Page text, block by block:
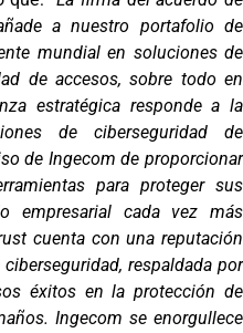
a nuestro portafolio de
mundial en soluciones de
de accesos, sobre todo en
estratégica responde a la
de ciberseguridad de
de Ingecom de proporcionar
para proteger sus
empresarial cada vez más
cuenta con una reputación
respaldada por
éxitos en la protección de
Ingecom se enorgullece